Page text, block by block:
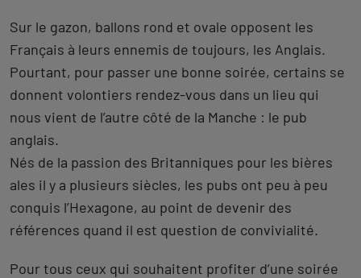
Sur le gazon, ballons rond et ovale opposent les
Français à leurs ennemis de toujours, les Anglais.
Pourtant, pour passer une bonne soirée, certains se
donnent volontiers rendez-vous dans un lieu qui
nous vient de l’autre côté de la Manche : le pub
anglais.
Nés de la passion des Britanniques pour les bières
ales il y a plusieurs siècles, les pubs ont peu à peu
conquis l’Hexagone, au point de devenir des
références quand il est question de convivialité.
Pour tous ceux qui souhaitent profiter d’une soirée